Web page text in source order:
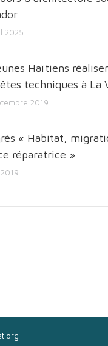
2025
Haïtiens
techniques à La
2019
« Habitat,
réparatrice »